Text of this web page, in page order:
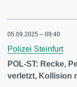
05.09.2025 – 09:40
Polizei Steinfurt
POL-ST: Recke,
verletzt, Kollision